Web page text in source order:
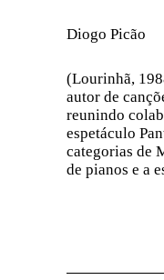
Diogo Picão
(Lourinhã,
autor de
reunindo
espetáculo
categorias de
de pianos e a